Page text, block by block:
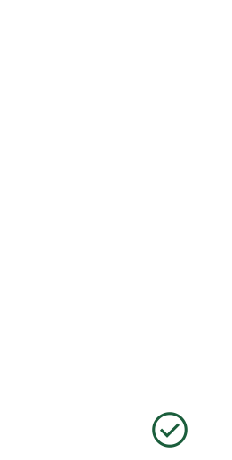
check_circle